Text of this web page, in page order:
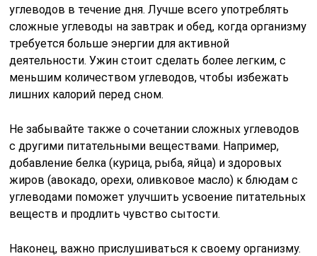
углеводов в течение дня. Лучше всего употреблять
сложные углеводы на завтрак и обед, когда организму
требуется больше энергии для активной
деятельности. Ужин стоит сделать более легким, с
меньшим количеством углеводов, чтобы избежать
лишних калорий перед сном.
Не забывайте также о сочетании сложных углеводов
с другими питательными веществами. Например,
добавление белка (курица, рыба, яйца) и здоровых
жиров (авокадо, орехи, оливковое масло) к блюдам с
углеводами поможет улучшить усвоение питательных
веществ и продлить чувство сытости.
Наконец, важно прислушиваться к своему организму.